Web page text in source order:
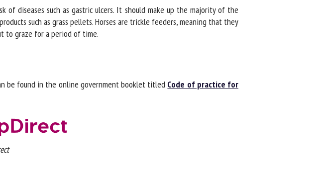
diseases such as gastric ulcers. It should make up the majority of the
such as grass pellets. Horses are trickle feeders, meaning that they
graze for a period of time.
be found in the online government booklet titledCode of practice for